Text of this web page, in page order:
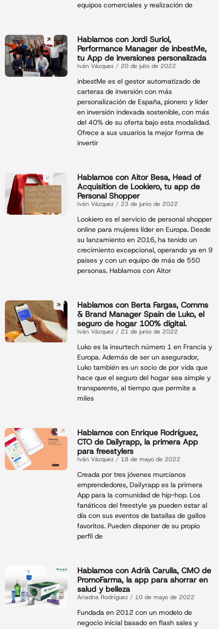
equipos comerciales y realización de
Hablamos con Jordi Suriol,
Performance Manager de inbestMe,
tu App de inversiones personalizada
Iván Vázquez 20 de julio de 2022
inbestMe es el gestor automatizado de
carteras de inversión con más
personalización de España, pionero y líder
en inversión indexada sostenible, con más
del 40% de su oferta bajo esta modalidad.
Ofrece a sus usuarios la mejor forma de
invertir
Hablamos con Aitor Besa, Head of
Acquisition de Lookiero, tu app de
Personal Shopper
Iván Vázquez 23 de junio de 2022
Lookiero es el servicio de personal shopper
online para mujeres líder en Europa. Desde
su lanzamiento en 2016, ha tenido un
crecimiento excepcional, operando ya en 9
países y con un equipo de más de 550
personas. Hablamos con Aitor
Hablamos con Berta Fargas, Comms
& Brand Manager Spain de Luko, el
seguro de hogar 100% digital.
Iván Vázquez 21 de junio de 2022
Luko es la insurtech número 1 en Francia y
Europa. Además de ser un asegurador,
Luko también es un socio de por vida que
hace que el seguro del hogar sea simple y
transparente, al tiempo que permite a
miles
Hablamos con Enrique Rodríguez,
CTO de Dailyrapp, la primera App
para freestylers
Iván Vázquez 18 de mayo de 2022
Creada por tres jóvenes murcianos
emprendedores, Dailyrapp es la primera
App para la comunidad de hip-hop. Los
fanáticos del freestyle ya pueden estar al
día con sus eventos de batallas de gallos
favoritos. Pueden disponer de su propio
perfil de
Hablamos con Adrià Carulla, CMO de
PromoFarma, la app para ahorrar en
salud y belleza
Ariadna Rodríguez 10 de mayo de 2022
Fundada en 2012 con un modelo de
negocio inicial basado en flash sales y